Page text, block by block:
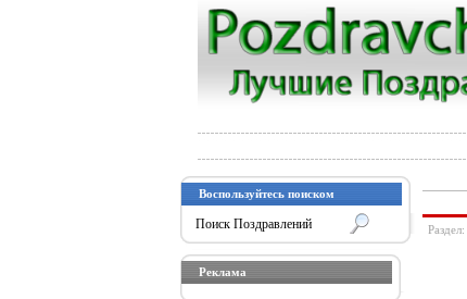
Воспользуйтесь поиском
Реклама
Раздел: